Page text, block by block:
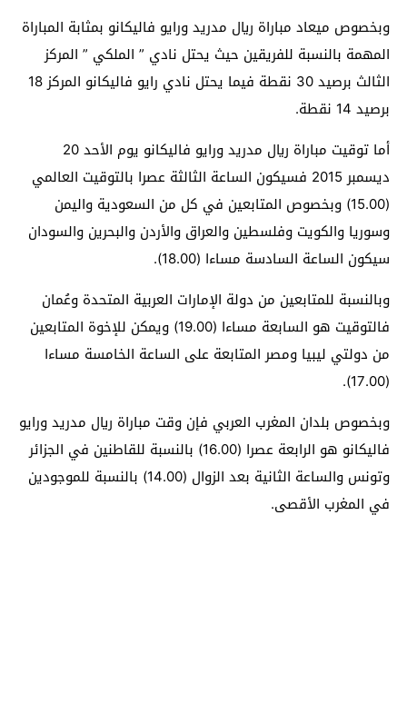
وبخصوص ميعاد مباراة ريال مدريد ورايو فاليكانو بمثابة المباراة
المهمة بالنسبة للفريقين حيث يحتل نادي ” الملكي ” المركز
الثالث برصيد 30 نقطة فيما يحتل نادي رايو فاليكانو المركز 18
برصيد 14 نقطة.
أما توقيت مباراة ريال مدريد ورايو فاليكانو يوم الأحد 20
ديسمبر 2015 فسيكون الساعة الثالثة عصرا بالتوقيت العالمي
(15.00) وبخصوص المتابعين في كل من السعودية واليمن
وسوريا والكويت وفلسطين والعراق والأردن والبحرين والسودان
سيكون الساعة السادسة مساءا (18.00).
وبالنسبة للمتابعين من دولة الإمارات العربية المتحدة وعُمان
فالتوقيت هو السابعة مساءا (19.00) ويمكن للإخوة المتابعين
من دولتي ليبيا ومصر المتابعة على الساعة الخامسة مساءا
(17.00).
وبخصوص بلدان المغرب العربي فإن وقت مباراة ريال مدريد ورايو
فاليكانو هو الرابعة عصرا (16.00) بالنسبة للقاطنين في الجزائر
وتونس والساعة الثانية بعد الزوال (14.00) بالنسبة للموجودين
في المغرب الأقصى.